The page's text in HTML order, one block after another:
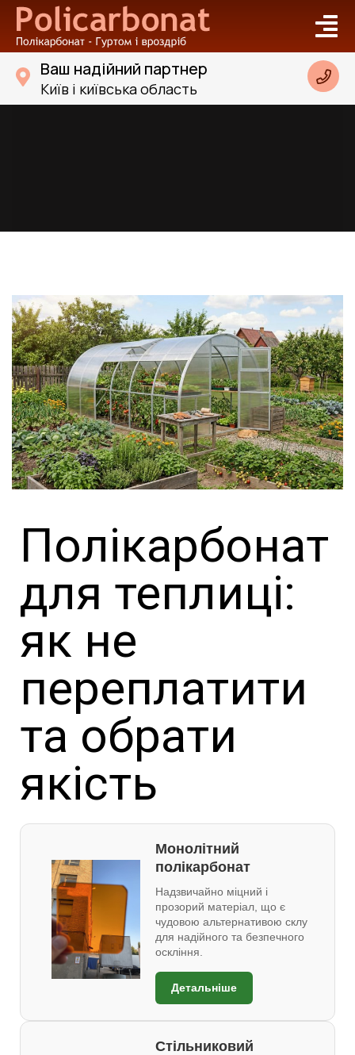
Ваш надійний партнер
Київ і київська область
Полікарбонат
для теплиці:
як не
переплатити
та обрати
якість
Монолітний
полікарбонат
Надзвичайно міцний і
прозорий матеріал, що є
чудовою альтернативою склу
для надійного та безпечного
оскління.
Детальніше
Стільниковий